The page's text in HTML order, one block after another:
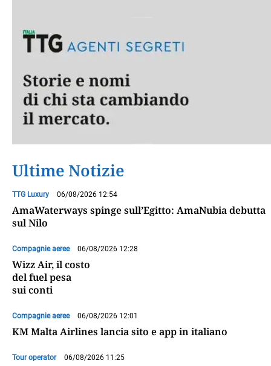
Ultime Notizie
TTG Luxury 06/08/2026 12:54
AmaWaterways spinge sull’Egitto: AmaNubia debutta
sul Nilo
Compagnie aeree 06/08/2026 12:28
Wizz Air, il costo
del fuel pesa
sui conti
Compagnie aeree 06/08/2026 12:01
KM Malta Airlines lancia sito e app in italiano
Tour operator 06/08/2026 11:25